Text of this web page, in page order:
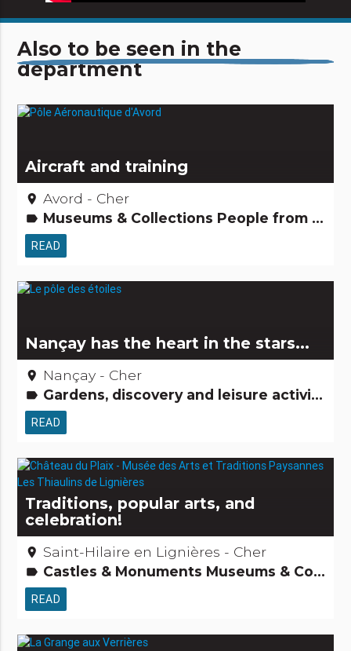
Also to be seen in the
department
Aircraft and training
place Avord - Cher
label Museums & Collections People from here Tourism, sports and cultural activities
READ
Nançay has the heart in the stars...
place Nançay - Cher
label Gardens, discovery and leisure activities Remarkable buildings Major sites Tourism, sports and cultural activities
READ
Traditions, popular arts, and
celebration!
place Saint-Hilaire en Lignières - Cher
label Castles & Monuments Museums & Collections Festivities & festivals, brotherhoods People from here Small trades Tourism, sports and cultural activities
READ